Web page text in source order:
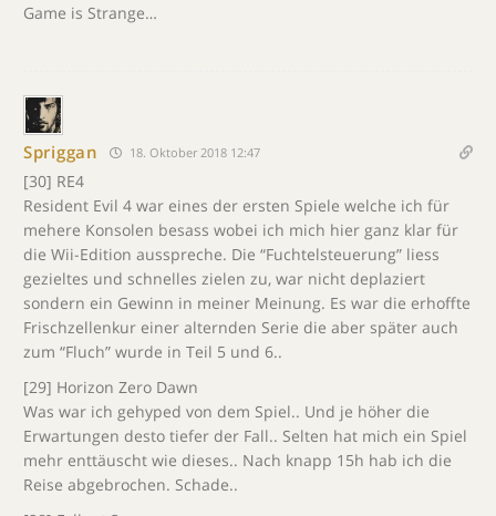
Game is Strange…
Spriggan 18. Oktober 2018 12:47
[30] RE4
Resident Evil 4 war eines der ersten Spiele welche ich für
mehere Konsolen besass wobei ich mich hier ganz klar für
die Wii-Edition ausspreche. Die “Fuchtelsteuerung” liess
gezieltes und schnelles zielen zu, war nicht deplaziert
sondern ein Gewinn in meiner Meinung. Es war die erhoffte
Frischzellenkur einer alternden Serie die aber später auch
zum “Fluch” wurde in Teil 5 und 6..
[29] Horizon Zero Dawn
Was war ich gehyped von dem Spiel.. Und je höher die
Erwartungen desto tiefer der Fall.. Selten hat mich ein Spiel
mehr enttäuscht wie dieses.. Nach knapp 15h hab ich die
Reise abgebrochen. Schade..